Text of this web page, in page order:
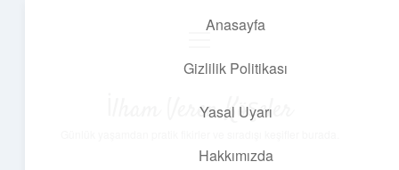
Anasayfa
Gizlilik Politikası
Yasal Uyarı
Hakkımızda
İlham Veren Köşeler